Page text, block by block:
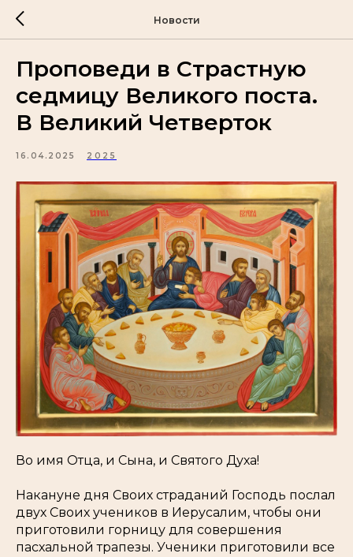
Новости
Проповеди в Страстную
седмицу Великого поста.
В Великий Четверток
16.04.2025 2025
Во имя Отца, и Сына, и Святого Духа!
Накануне дня Своих страданий Господь послал
двух Своих учеников в Иерусалим, чтобы они
приготовили горницу для совершения
пасхальной трапезы. Ученики приготовили все